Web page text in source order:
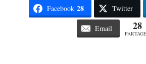
Facebook 28 Twitter
Email 28